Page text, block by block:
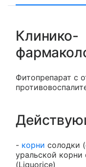
Клинико-
Фитопрепарат с
- корни солодки
уральской
(Liquorice)